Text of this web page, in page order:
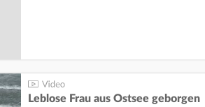
Leblose Frau aus Ostsee geborgen